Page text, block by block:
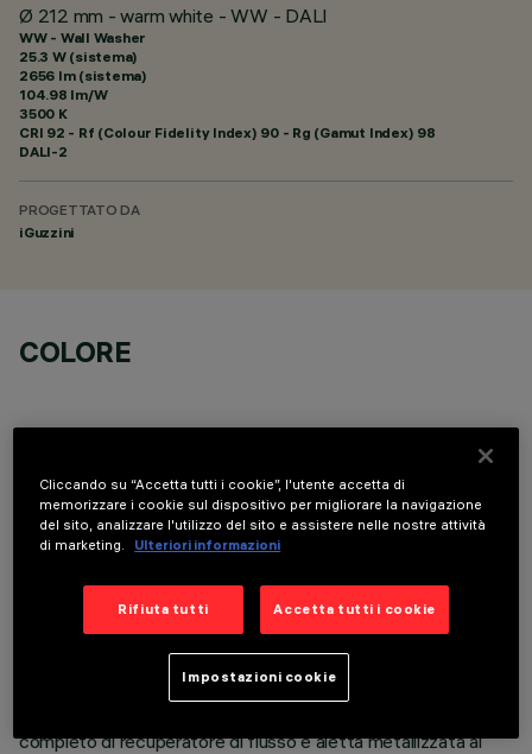
Ø 212 mm - warm white - WW - DALI
WW - Wall Washer
25.3 W (sistema)
2656 lm (sistema)
104.98 lm/W
3500 K
CRI 92 - Rf (Colour Fidelity Index) 90 - Rg (Gamut Index) 98
DALI-2
PROGETTATO DA
iGuzzini
COLORE
DATI TECNICI
Apparecchio rotondo fisso finalizzato all'utilizzo di sorgente
LED con tecnologia C.o.B. Versione con falda per installazione
completo di recuperatore di flusso e aletta metallizzata al
Cliccando su “Accetta tutti i cookie”, l'utente accetta di
memorizzare i cookie sul dispositivo per migliorare la navigazione
del sito, analizzare l'utilizzo del sito e assistere nelle nostre attività
di marketing.
Ulteriori informazioni
Rifiuta tutti Accetta tutti i cookie
Impostazioni cookie